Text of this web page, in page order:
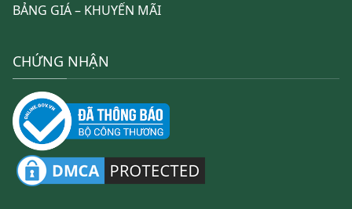
BẢNG GIÁ – KHUYẾN MÃI
CHỨNG NHẬN